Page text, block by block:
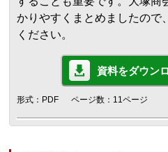
かりやすくまとめましたので
ください。
資料をダウン
形式：PDF ページ数：11ページ